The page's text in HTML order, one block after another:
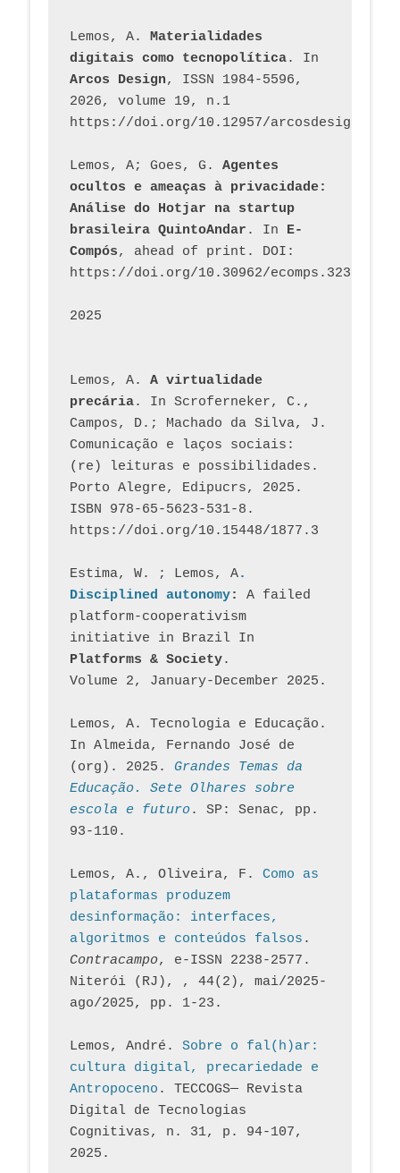
Lemos, A. Materialidades
digitais como tecnopolítica
Arcos Design, ISSN 1984-5596,
2026, volume 19, n.1
https://doi.org/10.12957/
Lemos, A; Goes, G. Agentes
ocultos e ameaças à privacidade:
Análise do Hotjar na startup
brasileira QuintoAndar . In E-
Compós, ahead of print. DOI:
https://doi.org/10.30962/ecomps.3231
2025
Lemos, A. A virtualidade
precária. In Scroferneker, C.,
Campos, D.; Machado da Silva, J.
Comunicação e laços sociais:
(re) leituras e possibilidades.
Porto Alegre, Edipucrs, 2025.
ISBN 978-65-5623-531-8.
https://doi.org/10.15448/1877.3
Estima, W. ; Lemos, A.
Disciplined autonomy: A failed
platform-cooperativism
initiative in Brazil In
Platforms & Society.
Volume 2, January-December 2025.
Lemos, A. Tecnologia e Educação.
In Almeida, Fernando José de
(org). 2025. Grandes Temas da
Educação. Sete Olhares sobre
escola e futuro. SP: Senac, pp.
93-110.
Lemos, A., Oliveira, F. Como as
plataformas produzem
desinformação: interfaces,
algoritmos e conteúdos falsos
Contracampo, e-ISSN 2238-2577.
Niterói (RJ), , 44(2), mai/2025-
ago/2025, pp. 1-23.
Lemos, André. Sobre o fal(h)ar:
cultura digital, precariedade e
Antropoceno . TECCOGS— Revista
Digital de Tecnologias
Cognitivas, n. 31, p. 94-107,
2025.